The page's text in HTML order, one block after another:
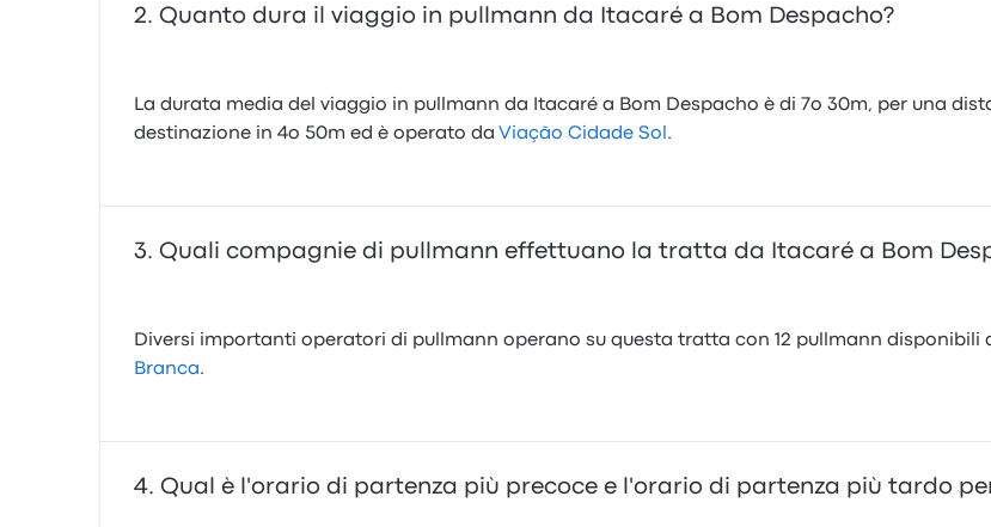
Quanto dura il viaggio in pullmann da Itacaré a Bom Despacho?
La durata media del viaggio in pullmann da Itacaré a Bom Despacho è di 7o 30m, per una
destinazione in 4o 50m ed è operato da Viação Cidade Sol .
Quali compagnie di pullmann effettuano la tratta da Itacaré a Bom
Diversi importanti operatori di pullmann operano su questa tratta con 12 pullmann disponibili
Branca.
Qual è l'orario di partenza più precoce e l'orario di partenza più tardo